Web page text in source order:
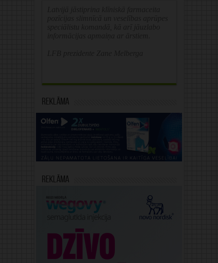
Reklāma
Reklāma